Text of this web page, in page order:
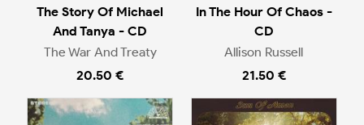
The Story Of Michael
And Tanya - CD
The War And Treaty
20.50 €
In The Hour Of Chaos -
CD
Allison Russell
21.50 €